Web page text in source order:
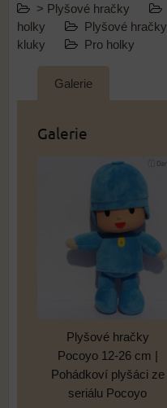
> Plyšové hračky
holky
Plyšové hračky
kluky
Pro holky
Galerie
Galerie
Plyšové hračky
Pocoyo 12-26 cm |
Pohádkoví plyšáci ze
seriálu Pocoyo